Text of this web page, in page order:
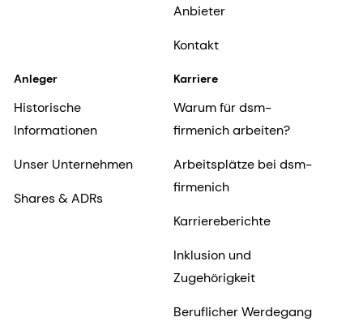
Anbieter
Kontakt
Anleger
Historische
Informationen
Unser Unternehmen
Shares & ADRs
Karriere
Warum für dsm-
firmenich arbeiten?
Arbeitsplätze bei dsm-
firmenich
Karriereberichte
Inklusion und
Zugehörigkeit
Beruflicher Werdegang